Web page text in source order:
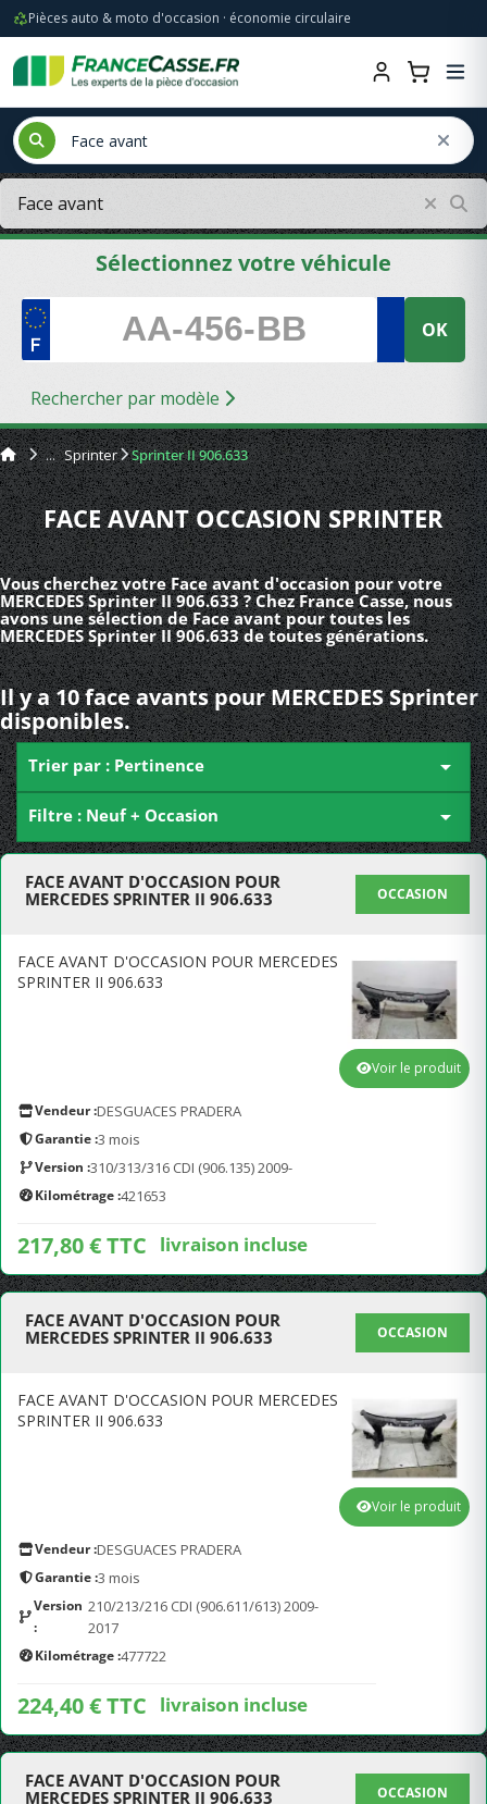
Pièces auto & moto d'occasion · économie circulaire
Sélectionnez votre véhicule
OK
Rechercher par modèle
Sprinter Sprinter II 906.633
FACE AVANT OCCASION SPRINTER
Vous cherchez votre Face avant d'occasion pour votre
MERCEDES Sprinter II 906.633 ? Chez France Casse, nous
avons une sélection de Face avant pour toutes les
MERCEDES Sprinter II 906.633 de toutes générations.
Il y a 10 face avants pour MERCEDES Sprinter
disponibles.
Trier par : Pertinence 
Filtre : Neuf + Occasion 
FACE AVANT D'OCCASION POUR
MERCEDES SPRINTER II 906.633
OCCASION
FACE AVANT D'OCCASION POUR MERCEDES
SPRINTER II 906.633
Vendeur :DESGUACES PRADERA
Garantie :3 mois
Version :310/313/316 CDI (906.135) 2009-
Kilométrage :421653
217,80 € TTC livraison incluse
Voir le produit
FACE AVANT D'OCCASION POUR
MERCEDES SPRINTER II 906.633
OCCASION
FACE AVANT D'OCCASION POUR MERCEDES
SPRINTER II 906.633
Vendeur :DESGUACES PRADERA
Garantie :3 mois
Version
:
210/213/216 CDI (906.611/613) 2009-
2017
Kilométrage :477722
224,40 € TTC livraison incluse
Voir le produit
FACE AVANT D'OCCASION POUR
MERCEDES SPRINTER II 906.633
OCCASION